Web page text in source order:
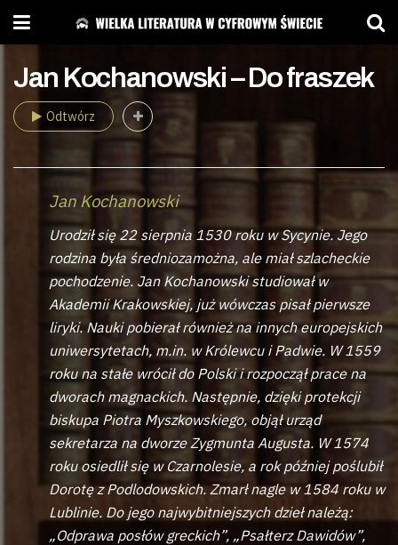
Jan Kochanowski – Do fraszek
Odtwórz
Jan Kochanowski
Urodził się 22 sierpnia 1530 roku w Sycynie. Jego
rodzina była średniozamożna, ale miał szlacheckie
pochodzenie. Jan Kochanowski studiował w
Akademii Krakowskiej, już wówczas pisał pierwsze
liryki. Nauki pobierał również na innych europejskich
uniwersytetach, m.in. w Królewcu i Padwie. W 1559
roku na stałe wrócił do Polski i rozpoczął prace na
dworach magnackich. Następnie, dzięki protekcji
biskupa Piotra Myszkowskiego, objął urząd
sekretarza na dworze Zygmunta Augusta. W 1574
roku osiedlił się w Czarnolesie, a rok później poślubił
Dorotę z Podlodowskich. Zmarł nagle w 1584 roku w
Lublinie. Do jego najwybitniejszych dzieł należą:
„Odprawa posłów greckich”, „Psałterz Dawidów”,